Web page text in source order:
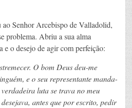
ao Senhor Arcebispo de Valladolid,
problema. Abriu a sua alma
e o desejo de agir com perfeição:
O bom Deus deu-me
e o seu representante manda-
luta se trava no meu
antes que por escrito, pedir